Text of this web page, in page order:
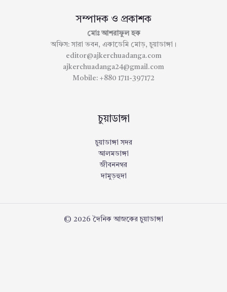
সম্পাদক ও প্রকাশক
মোঃ আশরাফুল হক
অফিস: সারা ভবন, একাডেমি মোড়, চুয়াডাঙ্গা।
editor@ajkerchuadanga.com
ajkerchuadanga24@gmail.com
Mobile: +880 1711-397172
চুয়াডাঙ্গা
চুয়াডাঙ্গা সদর
আলমডাঙ্গা
জীবননগর
দামুড়হুদা
© 2026 দৈনিক আজকের চুয়াডাঙ্গা